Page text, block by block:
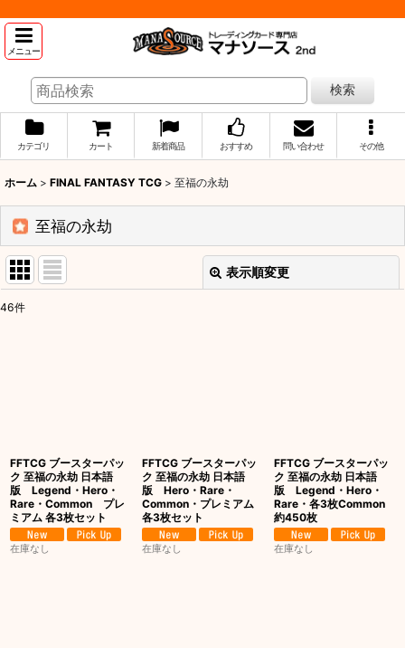
メニュー
検索
カテゴリ カート 新着商品 おすすめ 問い合わせ その他
ホーム > FINAL FANTASY TCG > 至福の永劫
至福の永劫
表示順変更
46件
FFTCG ブースターパッ
ク 至福の永劫 日本語
版 Legend・Hero・
Rare・Common プレ
ミアム 各3枚セット
在庫なし
FFTCG ブースターパッ
ク 至福の永劫 日本語
版 Hero・Rare・
Common・プレミアム
各3枚セット
在庫なし
FFTCG ブースターパッ
ク 至福の永劫 日本語
版 Legend・Hero・
Rare・各3枚Common
約450枚
在庫なし